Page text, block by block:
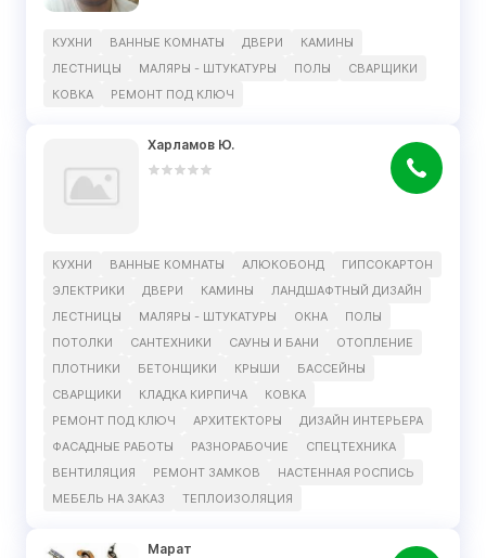
КУХНИ ВАННЫЕ КОМНАТЫ ДВЕРИ
КАМИНЫ
ЛЕСТНИЦЫ
МАЛЯРЫ - ШТУКАТУРЫ ПОЛЫ
СВАРЩИКИ
КОВКА
РЕМОНТ ПОД КЛЮЧ
Харламов Ю.
КУХНИ ВАННЫЕ КОМНАТЫ АЛЮКОБОНД
ГИПСОКАРТОН
ЭЛЕКТРИКИ
ДВЕРИ КАМИНЫ
ЛАНДШАФТНЫЙ ДИЗАЙН
ЛЕСТНИЦЫ
МАЛЯРЫ - ШТУКАТУРЫ ОКНА
ПОЛЫ
ПОТОЛКИ
САНТЕХНИКИ САУНЫ И БАНИ
ОТОПЛЕНИЕ
ПЛОТНИКИ
БЕТОНЩИКИ КРЫШИ
БАССЕЙНЫ
СВАРЩИКИ
КЛАДКА КИРПИЧА
КОВКА
РЕМОНТ ПОД КЛЮЧ
АРХИТЕКТОРЫ
ДИЗАЙН ИНТЕРЬЕРА
ФАСАДНЫЕ РАБОТЫ
РАЗНОРАБОЧИЕ
СПЕЦТЕХНИКА
ВЕНТИЛЯЦИЯ
РЕМОНТ ЗАМКОВ
НАСТЕННАЯ РОСПИСЬ
МЕБЕЛЬ НА ЗАКАЗ
ТЕПЛОИЗОЛЯЦИЯ
Марат